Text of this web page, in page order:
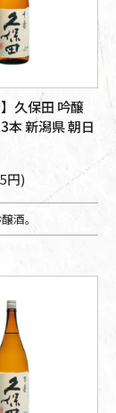
】久保田 吟醸
本 新潟県 朝日
円)
酒。